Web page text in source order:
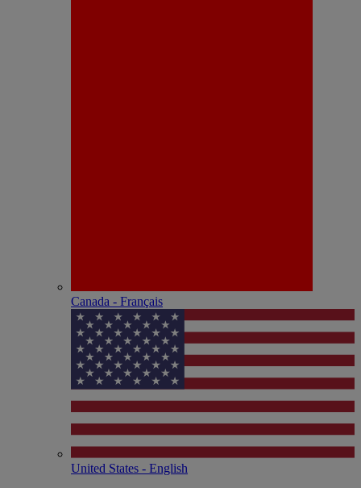
Canada - Français
United States - English